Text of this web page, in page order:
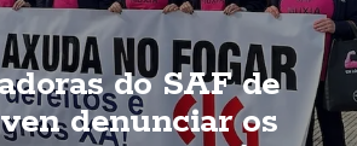
do SAF de
denunciar os